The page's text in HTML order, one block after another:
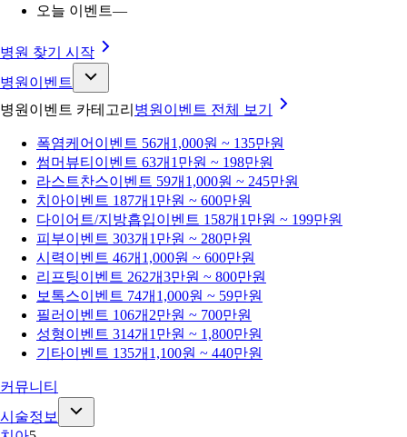
오늘 이벤트—
병원 찾기 시작
병원이벤트
병원이벤트 카테고리 병원이벤트 전체 보기
폭염케어 이벤트 56개 1,000원 ~ 135만원
썸머뷰티 이벤트 63개 1만원 ~ 198만원
라스트찬스이벤트 59개 1,000원 ~ 245만원
치아이벤트 187개 1만원 ~ 600만원
다이어트/지방흡입이벤트 158개 1만원 ~ 199만원
피부이벤트 303개 1만원 ~ 280만원
시력이벤트 46개 1,000원 ~ 600만원
리프팅이벤트 262개3만원 ~ 800만원
보톡스이벤트 74개 1,000원 ~ 59만원
필러 이벤트 106개 2만원 ~ 700만원
성형이벤트 314개 1만원 ~ 1,800만원
기타이벤트 135개 1,100원 ~ 440만원
커뮤니티
시술정보